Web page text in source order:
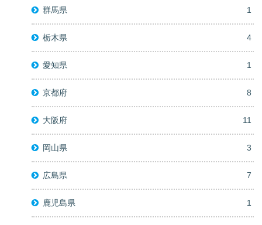
群馬県 1
栃木県 4
愛知県 1
京都府 8
大阪府 11
岡山県 3
広島県 7
鹿児島県 1